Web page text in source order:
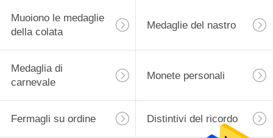
Muoiono le medaglie
della colata
Medaglie del nastro
Medaglia di
carnevale
Monete personali
Fermagli su ordine Distintivi del ricordo